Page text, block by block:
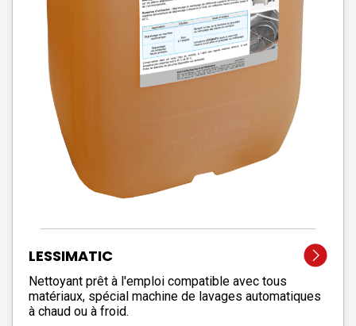
LESSIMATIC
Nettoyant prêt à l'emploi compatible avec tous
matériaux, spécial machine de lavages automatiques
à chaud ou à froid.